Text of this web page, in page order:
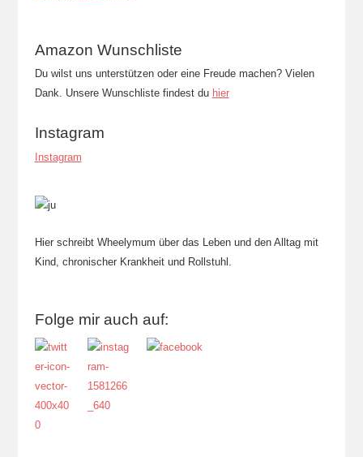
Amazon Wunschliste
Du wilst uns unterstützen oder eine Freude machen? Vielen
Dank. Unsere Wunschliste findest du hier
Instagram
Instagram
Hier schreibt Wheelymum über das Leben und den Alltag mit
Kind, chronischer Krankheit und Rollstuhl.
Folge mir auch auf: